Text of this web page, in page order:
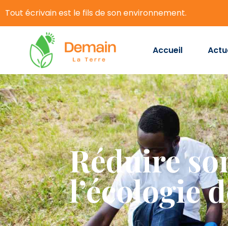
Tout écrivain est le fils de son environnement.
Accueil
Réduire
l’écologie